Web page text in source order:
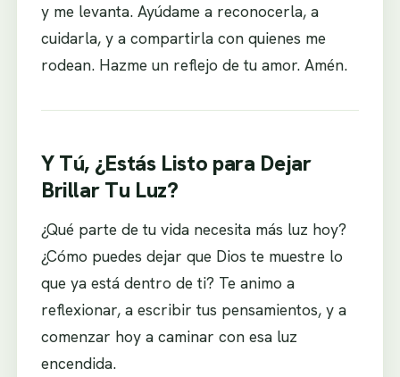
y me levanta. Ayúdame a reconocerla, a
cuidarla, y a compartirla con quienes me
rodean. Hazme un reflejo de tu amor. Amén.
Y Tú, ¿Estás Listo para Dejar
Brillar Tu Luz?
¿Qué parte de tu vida necesita más luz hoy?
¿Cómo puedes dejar que Dios te muestre lo
que ya está dentro de ti? Te animo a
reflexionar, a escribir tus pensamientos, y a
comenzar hoy a caminar con esa luz
encendida.